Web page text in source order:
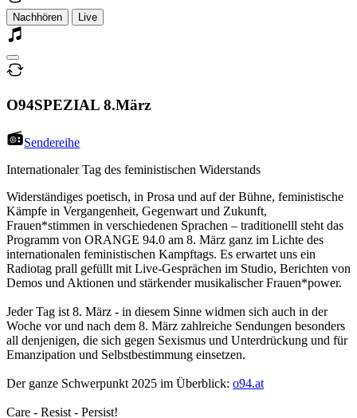
Nachhören Live
O94SPEZIAL 8.März
Sendereihe
Internationaler Tag des feministischen Widerstands
Widerständiges poetisch, in Prosa und auf der Bühne, feministische
Kämpfe in Vergangenheit, Gegenwart und Zukunft,
Frauen*stimmen in verschiedenen Sprachen – traditionelll steht das
Programm von ORANGE 94.0 am 8. März ganz im Lichte des
internationalen feministischen Kampftags. Es erwartet uns ein
Radiotag prall gefüllt mit Live-Gesprächen im Studio, Berichten von
Demos und Aktionen und stärkender musikalischer Frauen*power.
Jeder Tag ist 8. März - in diesem Sinne widmen sich auch in der
Woche vor und nach dem 8. März zahlreiche Sendungen besonders
all denjenigen, die sich gegen Sexismus und Unterdrückung und für
Emanzipation und Selbstbestimmung einsetzen.
Der ganze Schwerpunkt 2025 im Überblick: o94.at
Care - Resist - Persist!